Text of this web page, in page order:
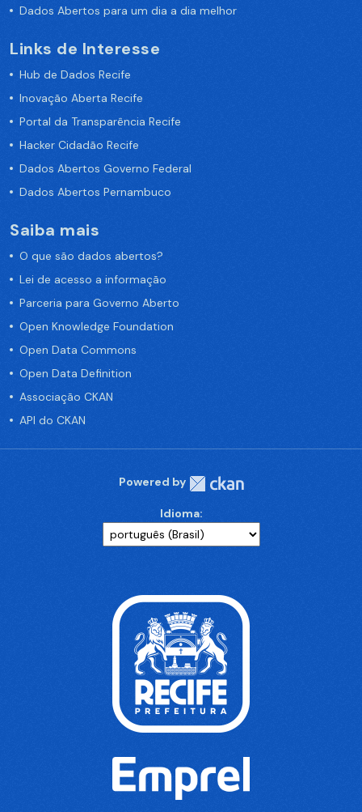
Dados Abertos para um dia a dia melhor
Links de Interesse
Hub de Dados Recife
Inovação Aberta Recife
Portal da Transparência Recife
Hacker Cidadão Recife
Dados Abertos Governo Federal
Dados Abertos Pernambuco
Saiba mais
O que são dados abertos?
Lei de acesso a informação
Parceria para Governo Aberto
Open Knowledge Foundation
Open Data Commons
Open Data Definition
Associação CKAN
API do CKAN
Powered by
Idioma